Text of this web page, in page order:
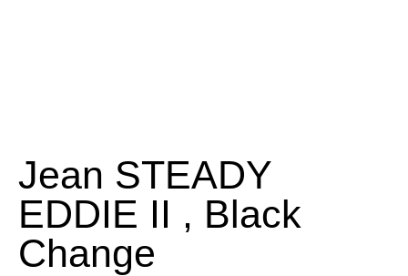
Jean STEADY
EDDIE II , Black
Change